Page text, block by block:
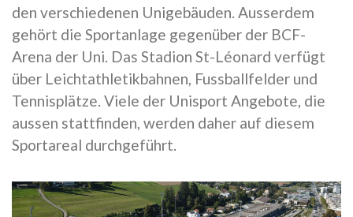
den verschiedenen Unigebäuden. Ausserdem
gehört die Sportanlage gegenüber der BCF-
Arena der Uni. Das Stadion St-Léonard verfügt
über Leichtathletikbahnen, Fussballfelder und
Tennisplätze. Viele der Unisport Angebote, die
aussen stattfinden, werden daher auf diesem
Sportareal durchgeführt.